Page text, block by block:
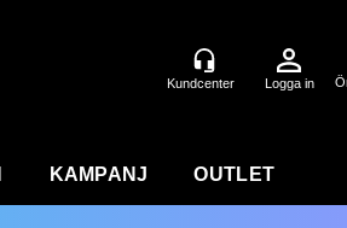
Logga in
KAMPANJ OUTLET